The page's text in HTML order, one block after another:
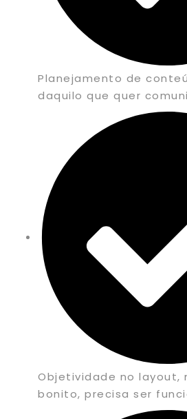
Planejamento de
daquilo que quer
Objetividade no layout,
bonito, precisa ser